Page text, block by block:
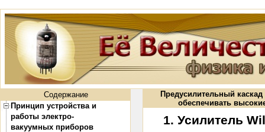
Содержание
Принцип устройства и
работы электро-
вакуумных приборов
Предусилительный
обеспечивать
1. Усилитель